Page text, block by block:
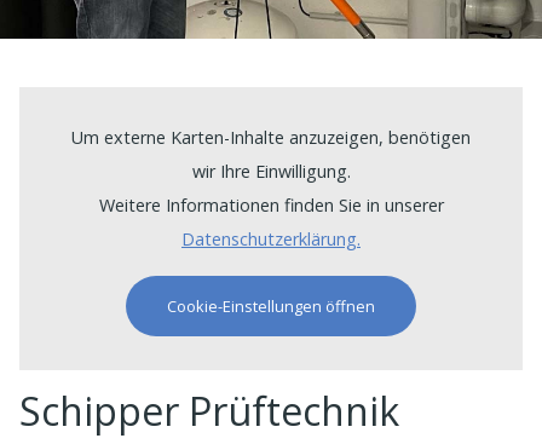
Um externe Karten-Inhalte anzuzeigen, benötigen
wir Ihre Einwilligung.
Weitere Informationen finden Sie in unserer
Datenschutzerklärung.
Cookie-Einstellungen öffnen
Schipper Prüftechnik